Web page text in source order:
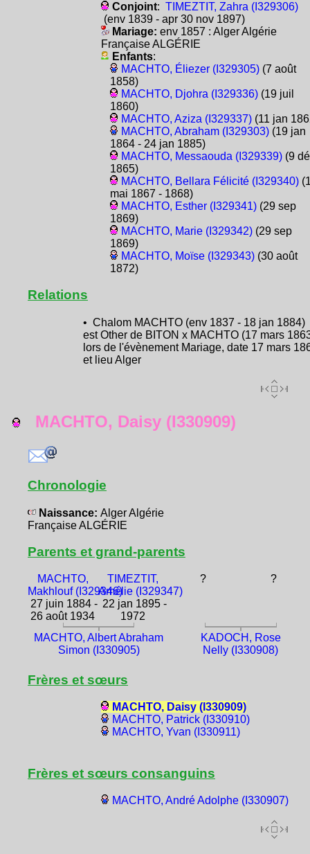
Conjoint: TIMEZTIT, Zahra (I329306)
(env 1839 - apr 30 nov 1897)
Mariage: env 1857 : Alger Algérie
Française ALGÉRIE
Enfants:
MACHTO, Éliezer (I329305)(7 août
1858)
MACHTO, Djohra (I329336)(19 juil
1860)
MACHTO, Aziza (I329337)(11 jan
MACHTO, Abraham (I329303)(19 jan
1864 - 24 jan 1885)
MACHTO, Messaouda (I329339)(9
1865)
MACHTO, Bellara Félicité (I329340)
mai 1867 - 1868)
MACHTO, Esther (I329341)(29 sep
1869)
MACHTO, Marie (I329342)(29 sep
1869)
MACHTO, Moïse (I329343)(30 août
1872)
Relations
• Chalom MACHTO (env 1837 - 18 jan 1884)
est Other de BITON x MACHTO (17 mars
lors de l'évènement Mariage, date 17 mars
et lieu Alger
MACHTO, Daisy (I330909)
Chronologie
Naissance: Alger Algérie
Française ALGÉRIE
Parents et grand-parents
MACHTO,
Makhlouf (I329346)
27 juin 1884 -
26 août 1934
TIMEZTIT,
Amélie (I329347)
22 jan 1895 -
1972
? ?
MACHTO, Albert Abraham
Simon (I330905)
KADOCH, Rose
Nelly (I330908)
Frères et sœurs
MACHTO, Daisy (I330909)
MACHTO, Patrick (I330910)
MACHTO, Yvan (I330911)
Frères et sœurs consanguins
MACHTO, André Adolphe (I330907)